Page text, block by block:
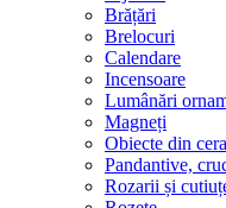
Brățări
Brelocuri
Calendare
Incensoare
Lumânări
Magneți
Obiecte din
Pandantive,
Rozarii și